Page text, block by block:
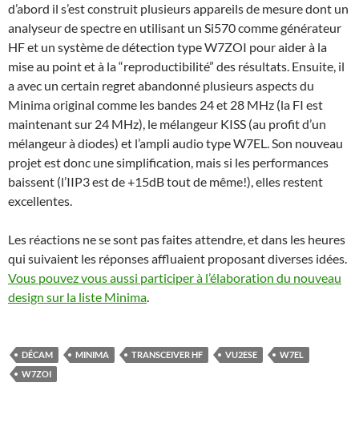
d’abord il s’est construit plusieurs appareils de mesure dont un
analyseur de spectre en utilisant un Si570 comme générateur
HF et un système de détection type W7ZOI pour aider à la
mise au point et à la “reproductibilité” des résultats. Ensuite, il
a avec un certain regret abandonné plusieurs aspects du
Minima original comme les bandes 24 et 28 MHz (la FI est
maintenant sur 24 MHz), le mélangeur KISS (au profit d’un
mélangeur à diodes) et l’ampli audio type W7EL. Son nouveau
projet est donc une simplification, mais si les performances
baissent (l’IIP3 est de +15dB tout de même!), elles restent
excellentes.
Les réactions ne se sont pas faites attendre, et dans les heures
qui suivaient les réponses affluaient proposant diverses idées.
Vous pouvez vous aussi participer à l’élaboration du nouveau
design sur la liste Minima.
DÉCAM MINIMA TRANSCEIVER HF VU2ESE
W7EL
W7ZOI